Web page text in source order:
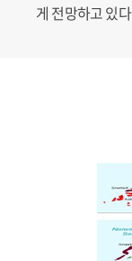
게 전망하고 있